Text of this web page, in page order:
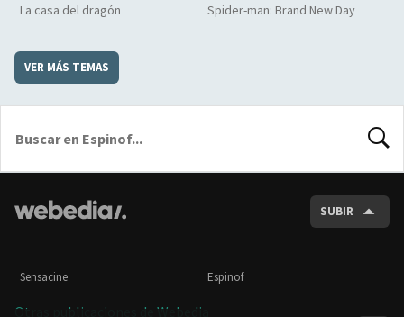
La casa del dragón Spider-man: Brand New Day
VER MÁS TEMAS
SUBIR
Sensacine Espinof
Otras publicaciones de Webedia